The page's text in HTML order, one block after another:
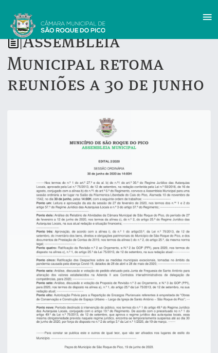
Assembleia
Municipal retoma
reuniões a 30 de junho